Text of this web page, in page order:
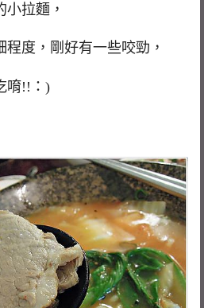
拉麵，
度，剛好有一些咬勁，
唷!!：)